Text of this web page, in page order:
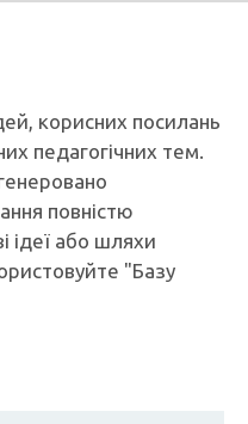
корисних посилань
педагогічних тем.
повністю
ідеї або шляхи
"Базу